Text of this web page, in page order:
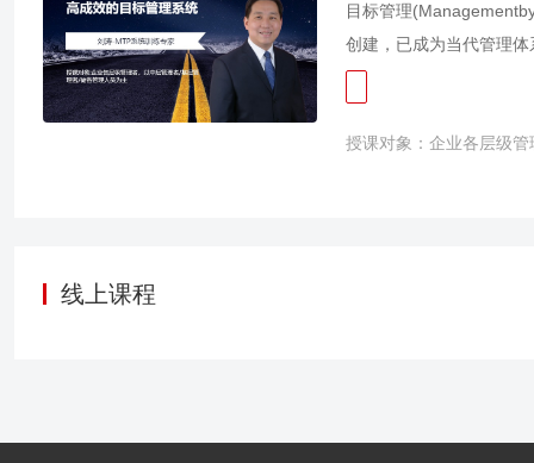
作，才能在更好地带领
高手的转变，成为一个
做。时间管理不是完全
帮助管理者最大限度地
障碍及如何克服这些障
目标管理
创建，已成为当代管理
为是迄今为止“最有实战
考核标准，从而使对员
广泛，很多人将它作为
授课对象：企业各层级
线上课程